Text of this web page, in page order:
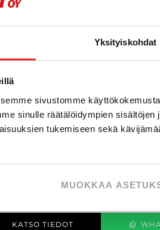
Yksityiskohdat
sivustomme
sinulle räätälöidympien
tukemiseen sekä
MUOKKAA
Superb
PHEV SportLine iV DSG Autom. -
Merkkihuollettu,
, Automaatti, Plug-in-hybridi, 132
€
262 € / kk
KATSO TIEDOT